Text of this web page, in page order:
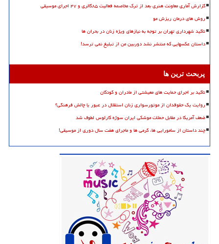
گزارش آماری معاونت هنری بعد از ترک مخاصمه فعالیت ۸۵گالری و ۴۷ اجرای موسیقی
روش های درمان ریزش مو
تاکید شهرداری تهران بر توجه به نیازهای ویژه زنان در بحران ها
داستان عکسهایی که منتشر نشد دوربین من از تبلیغ نمی ترسد!
پربحث ترین ها
تاکید بر اجرای حمایت های معیشتی از مادران و کودکان
روایت یک حقوقدان از موتورسواری زنان استقلال در عبور یا چالش فرهنگی؟
ضعف آمریکا در مقابل حملات موشکی ایران سوژه کارلوس لطوف شد
چند داستان از سامورایی ها، گرمی ها و ماجرای هفت سال دوری از موسیقی!